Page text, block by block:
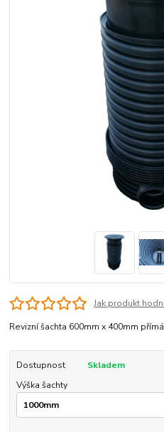
Jak produkt
Revizní šachta 600mm x 400mm
Dostupnost
Skladem
Výška šachty